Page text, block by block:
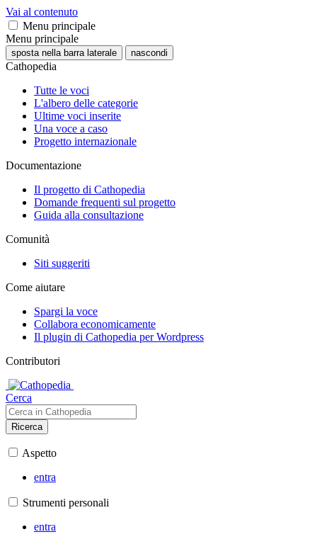
Vai al contenuto
Menu principale
Menu principale
sposta nella barra laterale nascondi
Cathopedia
Tutte le voci
L'albero delle categorie
Ultime voci inserite
Una voce a caso
Progetto internazionale
Documentazione
Il progetto di Cathopedia
Domande frequenti sul progetto
Guida alla consultazione
Comunità
Siti suggeriti
Come aiutare
Spargi la voce
Collabora economicamente
Il plugin di Cathopedia per Wordpress
Contributori
Cerca
Ricerca
Aspetto
entra
Strumenti personali
entra